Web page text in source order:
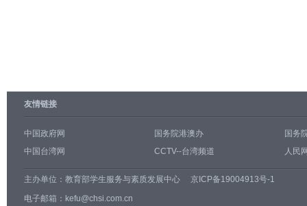
友情链接
中国政府网 国务院港澳办
国务
中国台湾网
CCTV--台湾频道 人民
主办单位： 教育部学生服务与素质发展中心
京ICP备19004913号-1
电子邮箱：kefu@chsi.com.cn